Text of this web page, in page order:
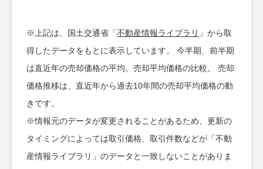
※上記は、国土交通省「不動産情報ライブラリ 」から取
得したデータをもとに表示しています。 今半期、前半期
は直近年の売却価格の平均。売却平均価格の比較。 売却
価格推移は、直近年から過去10年間の売却平均価格の動
きです。
※情報元のデータが変更されることがあるため、更新の
タイミングによっては取引価格、取引件数などが「不動
産情報ライブラリ」のデータと一致しないことがありま